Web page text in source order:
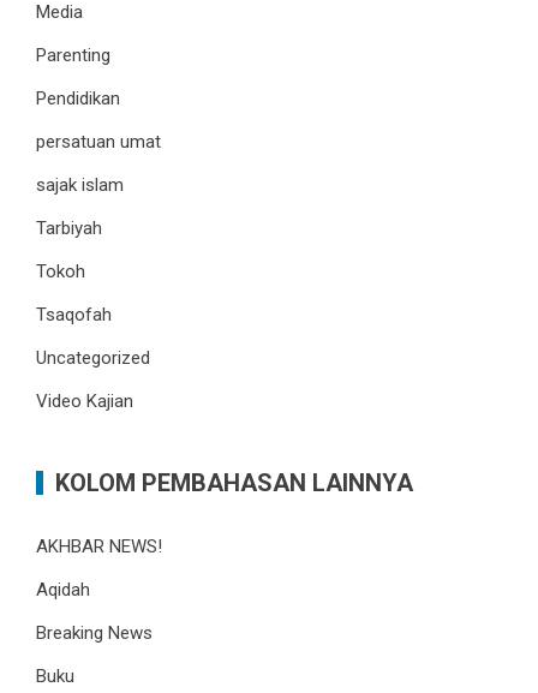
Media
Parenting
Pendidikan
persatuan umat
sajak islam
Tarbiyah
Tokoh
Tsaqofah
Uncategorized
Video Kajian
KOLOM PEMBAHASAN LAINNYA
AKHBAR NEWS!
Aqidah
Breaking News
Buku